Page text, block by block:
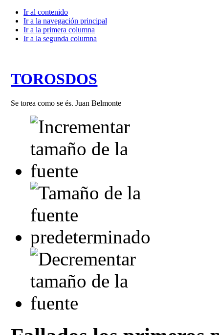
Ir al contenido
Ir a la navegación principal
Ir a la primera columna
Ir a la segunda columna
TOROSDOS
Se torea como se és. Juan Belmonte